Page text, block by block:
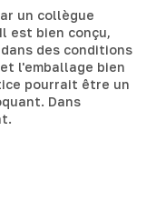
un collègue
est bien conçu,
des conditions
l'emballage bien
pourrait être un
Dans